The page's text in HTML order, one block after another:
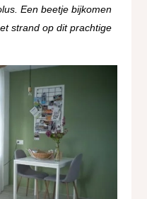
Een beetje bijkomen
strand op dit prachtige